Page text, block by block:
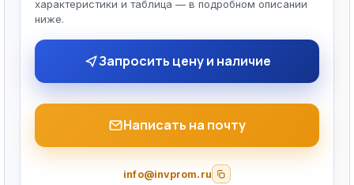
характеристики и таблица — в подробном описании
ниже.
Запросить цену и наличие
Написать на почту
info@invprom.ru